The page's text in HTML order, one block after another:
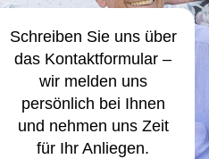
Schreiben Sie uns über
das Kontaktformular –
wir melden uns
persönlich bei Ihnen
und nehmen uns Zeit
für Ihr Anliegen.